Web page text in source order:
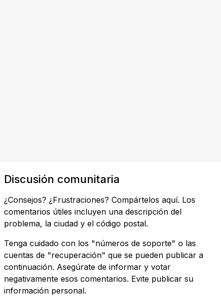
Discusión comunitaria
¿Consejos? ¿Frustraciones? Compártelos aquí. Los
comentarios útiles incluyen una descripción del
problema, la ciudad y el código postal.
Tenga cuidado con los "números de soporte" o las
cuentas de "recuperación" que se pueden publicar a
continuación. Asegúrate de informar y votar
negativamente esos comentarios. Evite publicar su
información personal.